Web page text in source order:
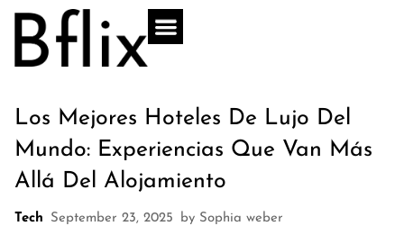
Los Mejores Hoteles De Lujo Del
Mundo: Experiencias Que Van Más
Allá Del Alojamiento
Tech September 23, 2025 by Sophia weber